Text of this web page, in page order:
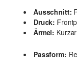
Ausschnitt:
Druck:
Ärmel:
Passform: